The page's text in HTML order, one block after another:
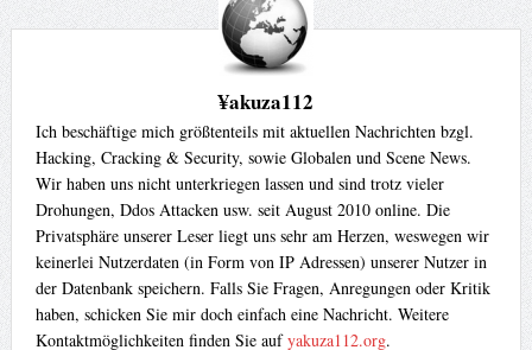
¥akuza112
Ich beschäftige mich größtenteils mit aktuellen Nachrichten bzgl.
Hacking, Cracking & Security, sowie Globalen und Scene News.
Wir haben uns nicht unterkriegen lassen und sind trotz vieler
Drohungen, Ddos Attacken usw. seit August 2010 online. Die
Privatsphäre unserer Leser liegt uns sehr am Herzen, weswegen wir
keinerlei Nutzerdaten (in Form von IP Adressen) unserer Nutzer in
der Datenbank speichern. Falls Sie Fragen, Anregungen oder Kritik
haben, schicken Sie mir doch einfach eine Nachricht. Weitere
Kontaktmöglichkeiten finden Sie aufyakuza112.org.